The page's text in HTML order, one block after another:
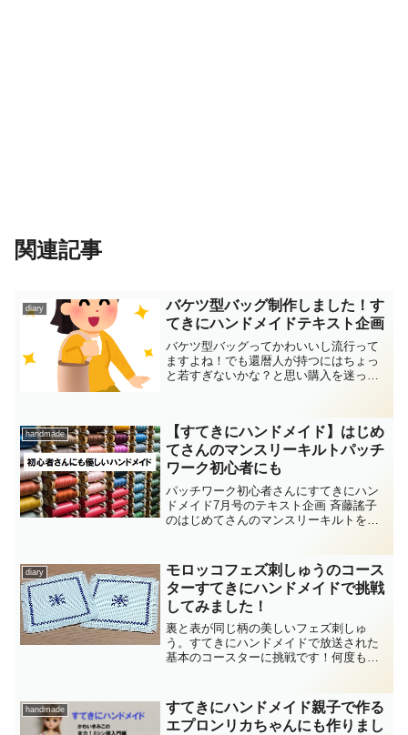
関連記事
diary
バケツ型バッグ制作しました！す
てきにハンドメイドテキスト企画
バケツ型バッグってかわいいし流行って
ますよね！でも還暦人が持つにはちょっ
と若すぎないかな？と思い購入を迷って
＆パンツ】と一緒に持ちたいバケツ型バ
ッグが紹介されてい...
handmade
【すてきにハンドメイド】はじめ
てさんのマンスリーキルトパッチ
ワーク初心者にも
パッチワーク初心者さんにすてきにハン
ドメイド7月号のテキスト企画 斉藤謠子
のはじめてさんのマンスリーキルトをご
パターンの作品を作っていくことで来年3
月にタペストリーが完成します。
diary
モロッコフェズ刺しゅうのコース
ターすてきにハンドメイドで挑戦
してみました！
裏と表が同じ柄の美しいフェズ刺しゅ
う。すてきにハンドメイドで放送された
基本のコースターに挑戦です！何度もま
布と18cm刺しゅう枠が必要です。
handmade
すてきにハンドメイド親子で作る
エプロンリカちゃんにも作りまし